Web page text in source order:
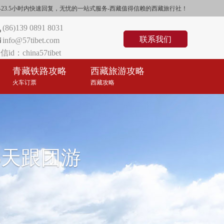
小时内快速回复，无忧的一站式服务-西藏值得信赖的西藏旅行社！
联系我们
(86)139 0891 8031
info@57tibet.com
id：china57tibet
青藏铁路攻略
火车订票
西藏旅游攻略
西藏攻略
跟团游